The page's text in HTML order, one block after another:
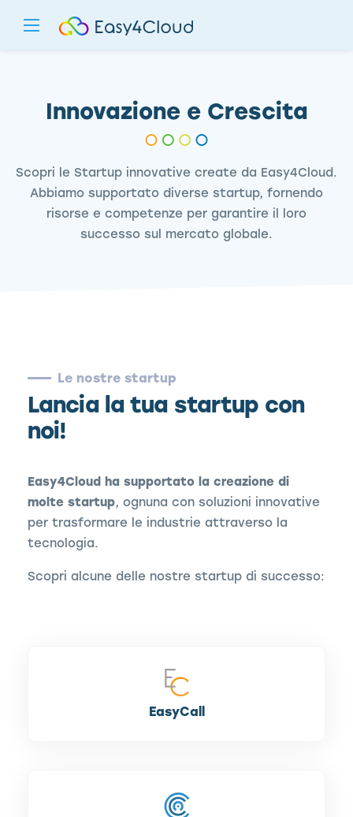
Innovazione e Crescita
Scopri le Startup innovative create da Easy4Cloud.
Abbiamo supportato diverse startup, fornendo
risorse e competenze per garantire il loro
successo sul mercato globale.
Le nostre startup
Lancia la tua startup con
noi!
Easy4Cloud ha supportato la creazione di
molte startup, ognuna con soluzioni innovative
per trasformare le industrie attraverso la
tecnologia.
Scopri alcune delle nostre startup di successo:
EasyCall